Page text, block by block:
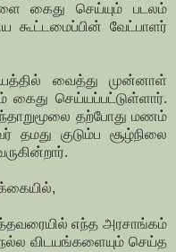
கைது செய்யும் படலம்
கூட்டமைப்பின் வேட்பாளர்
வைத்து முன்னாள்
கைது செய்யப்பட்டுள்ளார்.
தற்போது மணம்
தமது குடும்ப சூழ்நிலை
எந்த அரசாங்கம்
விடயங்களையும் செய்த